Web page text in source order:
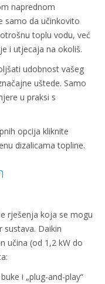
naprednom
samo da učinkovito
toplu vodu, već
i utjecaja na okoliš.
udobnost vašeg
uštede. Samo
u praksi s
opcija kliknite
dizalicama topline.
rješenja koja se mogu
Daikin
učina (od 1,2 kW do
i „plug-and-play“